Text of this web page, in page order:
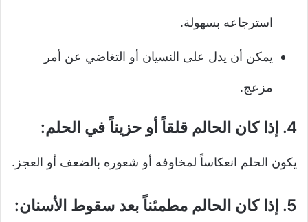
استرجاعه بسهولة.
يمكن أن يدل على النسيان أو التغاضي عن أمر
مزعج.
4. إذا كان الحالم قلقاً أو حزيناً في الحلم:
يكون الحلم انعكاساً لمخاوفه أو شعوره بالضعف أو العجز.
5. إذا كان الحالم مطمئناً بعد سقوط الأسنان: